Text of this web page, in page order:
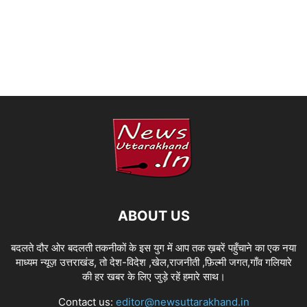
ABOUT US
बदलते दौर ओर बदलती तकनीकों के इस युग में आप तक ख़बरें पहुँचाने का एक नया
माध्यम न्यूज़ उत्तराखंड, तो देश-विदेश ,खेल,राजनीती ,फ़िल्मी जगत,गाँव गलियारे
की हर खबर के लिए जुड़े रहें हमारे साथ।
Contact us: editor@newsuttarakhand.in